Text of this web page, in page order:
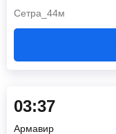
Сетра_44м
03:37
Армавир